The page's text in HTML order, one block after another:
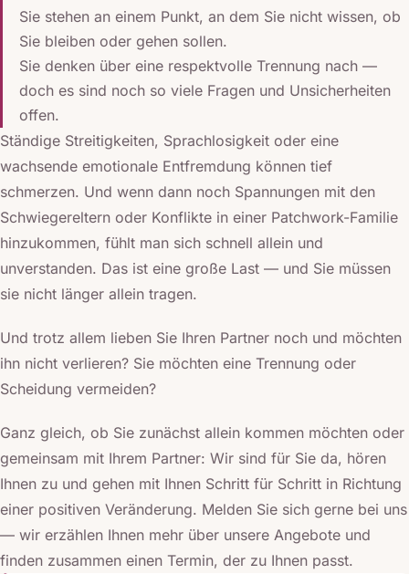
Sie stehen an einem Punkt, an dem Sie nicht wissen, ob
Sie bleiben oder gehen sollen.
Sie denken über eine respektvolle Trennung nach —
doch es sind noch so viele Fragen und Unsicherheiten
offen.
Ständige Streitigkeiten, Sprachlosigkeit oder eine
wachsende emotionale Entfremdung können tief
schmerzen. Und wenn dann noch Spannungen mit den
Schwiegereltern oder Konflikte in einer Patchwork-Familie
hinzukommen, fühlt man sich schnell allein und
unverstanden. Das ist eine große Last — und Sie müssen
sie nicht länger allein tragen.
Und trotz allem lieben Sie Ihren Partner noch und möchten
ihn nicht verlieren? Sie möchten eine Trennung oder
Scheidung vermeiden?
Ganz gleich, ob Sie zunächst allein kommen möchten oder
gemeinsam mit Ihrem Partner: Wir sind für Sie da, hören
Ihnen zu und gehen mit Ihnen Schritt für Schritt in Richtung
einer positiven Veränderung. Melden Sie sich gerne bei uns
— wir erzählen Ihnen mehr über unsere Angebote und
finden zusammen einen Termin, der zu Ihnen passt.